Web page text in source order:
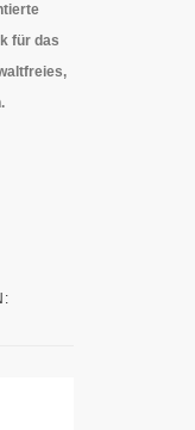
für das